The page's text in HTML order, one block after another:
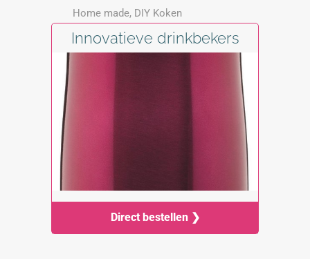
Home made, DIY Koken
Innovatieve drinkbekers
Direct bestellen ❯